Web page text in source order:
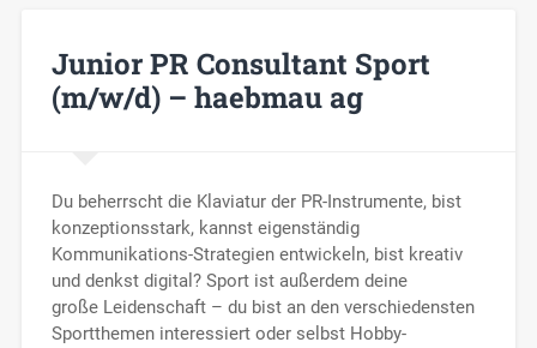
Junior PR Consultant Sport
(m/w/d) – haebmau ag
Du beherrscht die Klaviatur der PR-Instrumente, bist
konzeptionsstark, kannst eigenständig
Kommunikations-Strategien entwickeln, bist kreativ
und denkst digital? Sport ist außerdem deine
große Leidenschaft – du bist an den verschiedensten
Sportthemen interessiert oder selbst Hobby-